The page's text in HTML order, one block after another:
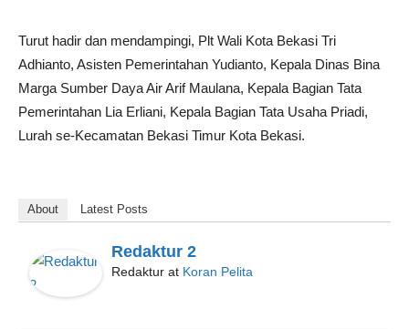
Turut hadir dan mendampingi, Plt Wali Kota Bekasi Tri
Adhianto, Asisten Pemerintahan Yudianto, Kepala Dinas Bina
Marga Sumber Daya Air Arif Maulana, Kepala Bagian Tata
Pemerintahan Lia Erliani, Kepala Bagian Tata Usaha Priadi,
Lurah se-Kecamatan Bekasi Timur Kota Bekasi.
About Latest Posts
Redaktur 2
Redaktur at Koran Pelita